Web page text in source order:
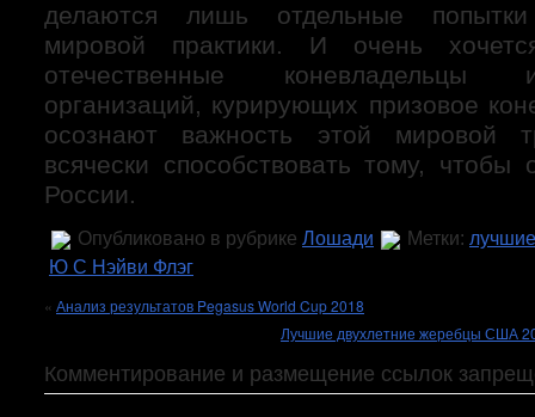
делаются лишь отдельные
мировой практики. И очень
отечественные коневладельцы
организаций, курирующих призовое
осознают важность этой мировой
всячески способствовать тому,
России.
Опубликовано в рубрике Лошади Метки:
Ю С Нэйви Флэг
« Анализ результатов Pegasus World Cup 2018
Лучшие двухлетние жеребцы США
Комментирование и размещение ссылок